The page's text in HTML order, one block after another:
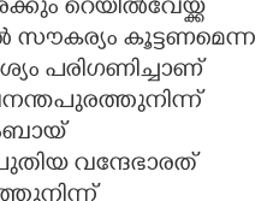
റെയിൽവേയ്ക്ക്
സൗകര്യം കൂട്ടണമെന്ന
പരിഗണിച്ചാണ്
വന്ദേഭാരത്